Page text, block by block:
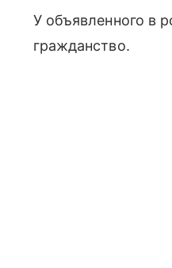
У объявленного в
гражданство.